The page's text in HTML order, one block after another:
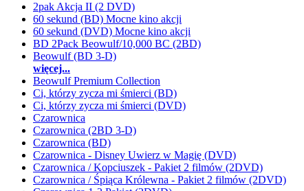
2pak Akcja II (2 DVD)
60 sekund (BD) Mocne kino akcji
60 sekund (DVD) Mocne kino akcji
BD 2Pack Beowulf/10,000 BC (2BD)
Beowulf (BD 3-D)
więcej...
Beowulf Premium Collection
Ci, którzy zycza mi śmierci (BD)
Ci, którzy zycza mi śmierci (DVD)
Czarownica
Czarownica (2BD 3-D)
Czarownica (BD)
Czarownica - Disney Uwierz w Magię (DVD)
Czarownica / Kopciuszek - Pakiet 2 filmów (2DVD)
Czarownica / Śpiąca Królewna - Pakiet 2 filmów (2DVD)